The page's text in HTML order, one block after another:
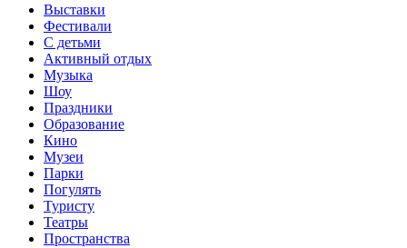
Выставки
Фестивали
С детьми
Активный отдых
Музыка
Шоу
Праздники
Образование
Кино
Музеи
Парки
Погулять
Туристу
Театры
Пространства